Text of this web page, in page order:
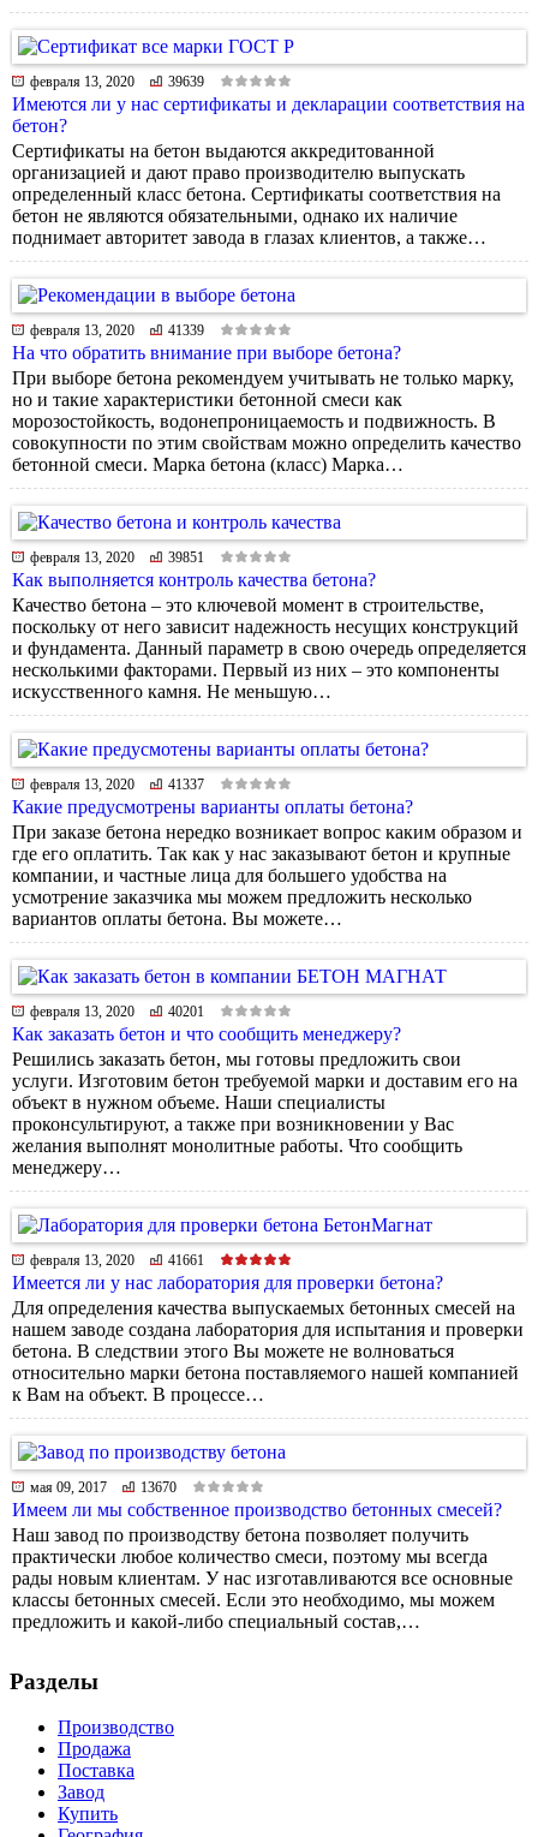
февраля 13, 2020 39639
Имеются ли у нас сертификаты и декларации соответствия на
бетон?
Сертификаты на бетон выдаются аккредитованной
организацией и дают право производителю выпускать
определенный класс бетона. Сертификаты соответствия на
бетон не являются обязательными, однако их наличие
поднимает авторитет завода в глазах клиентов, а также…
февраля 13, 2020 41339
На что обратить внимание при выборе бетона?
При выборе бетона рекомендуем учитывать не только марку,
но и такие характеристики бетонной смеси как
морозостойкость, водонепроницаемость и подвижность. В
совокупности по этим свойствам можно определить качество
бетонной смеси. Марка бетона (класс) Марка…
февраля 13, 2020 39851
Как выполняется контроль качества бетона?
Качество бетона – это ключевой момент в строительстве,
поскольку от него зависит надежность несущих конструкций
и фундамента. Данный параметр в свою очередь определяется
несколькими факторами. Первый из них – это компоненты
искусственного камня. Не меньшую…
февраля 13, 2020 41337
Какие предусмотрены варианты оплаты бетона?
При заказе бетона нередко возникает вопрос каким образом и
где его оплатить. Так как у нас заказывают бетон и крупные
компании, и частные лица для большего удобства на
усмотрение заказчика мы можем предложить несколько
вариантов оплаты бетона. Вы можете…
февраля 13, 2020 40201
Как заказать бетон и что сообщить менеджеру?
Решились заказать бетон, мы готовы предложить свои
услуги. Изготовим бетон требуемой марки и доставим его на
объект в нужном объеме. Наши специалисты
проконсультируют, а также при возникновении у Вас
желания выполнят монолитные работы. Что сообщить
менеджеру…
февраля 13, 2020 41661
Имеется ли у нас лаборатория для проверки бетона?
Для определения качества выпускаемых бетонных смесей на
нашем заводе создана лаборатория для испытания и проверки
бетона. В следствии этого Вы можете не волноваться
относительно марки бетона поставляемого нашей компанией
к Вам на объект. В процессе…
мая 09, 2017 13670
Имеем ли мы собственное производство бетонных смесей?
Наш завод по производству бетона позволяет получить
практически любое количество смеси, поэтому мы всегда
рады новым клиентам. У нас изготавливаются все основные
классы бетонных смесей. Если это необходимо, мы можем
предложить и какой-либо специальный состав,…
Разделы
Производство
Продажа
Поставка
Завод
Купить